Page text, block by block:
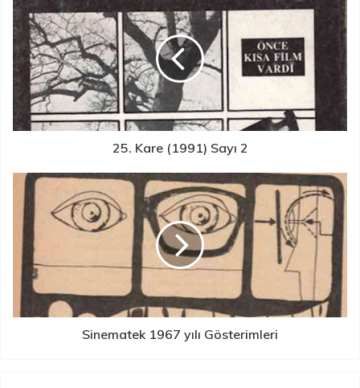
25. Kare (1991) Sayı 2
Sinematek 1967 yılı Gösterimleri